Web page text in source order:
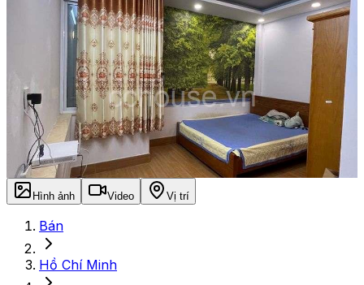
Hình ảnh Video Vị trí
Bán
Hồ Chí Minh